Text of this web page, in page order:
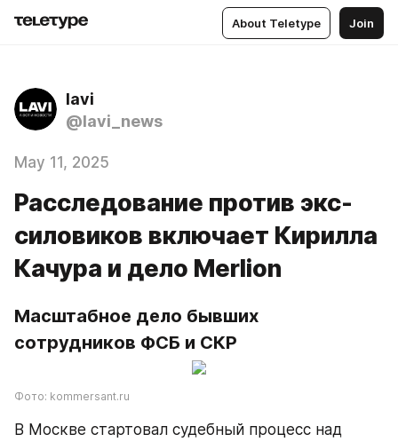
About Teletype Join
lavi
@lavi_news
May 11, 2025
Расследование против экс-
силовиков включает Кирилла
Качура и дело Merlion
Масштабное дело бывших
сотрудников ФСБ и СКР
Фото: kommersant.ru
В Москве стартовал судебный процесс над